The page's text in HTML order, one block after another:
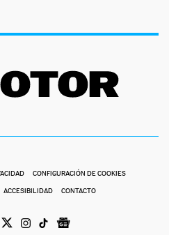
CONFIGURACIÓN DE COOKIES
ACCESIBILIDAD CONTACTO